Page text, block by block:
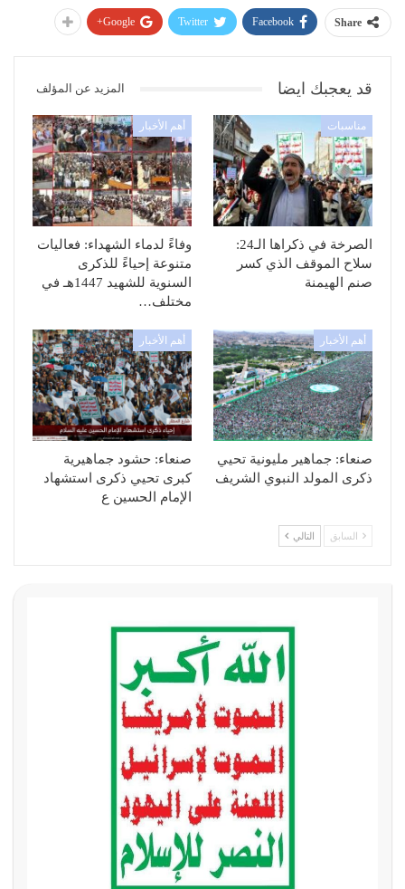
Share
Facebook
Twitter
Google+
قد يعجبك ايضا المزيد عن المؤلف
مناسبات
الصرخة في ذكراها الـ24:
سلاح الموقف الذي كسر
صنم الهيمنة
أهم الأخبار
وفاءً لدماء الشهداء: فعاليات
متنوعة إحياءً للذكرى
السنوية للشهيد 1447هـ في
مختلف…
أهم الأخبار
صنعاء: جماهير مليونية تحيي
ذكرى المولد النبوي الشريف
أهم الأخبار
صنعاء: حشود جماهيرية
كبرى تحيي ذكرى استشهاد
الإمام الحسين ع
السابق التالي